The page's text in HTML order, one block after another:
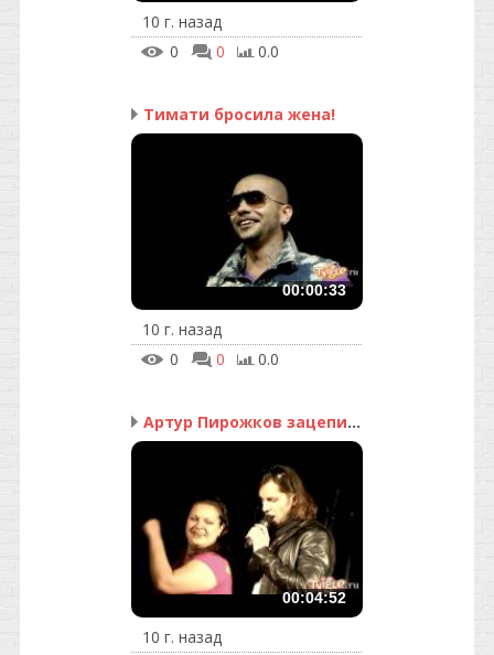
10 г. назад
0
0 0.0
Тимати бросила жена!
00:00:33
10 г. назад
0
0 0.0
Артур Пирожков зацепил ...
00:04:52
10 г. назад